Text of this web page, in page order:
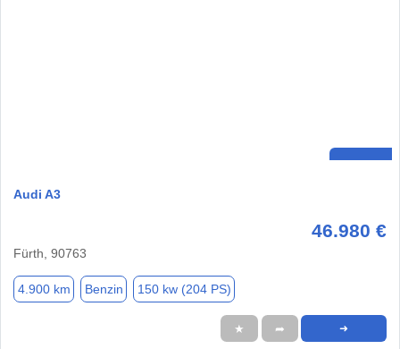
Audi A3
46.980 €
Fürth, 90763
4.900 km Benzin 150 kw (204 PS)
★ ➦ ➜